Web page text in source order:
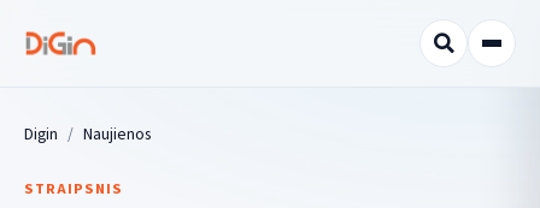
Digin Naujienos
STRAIPSNIS